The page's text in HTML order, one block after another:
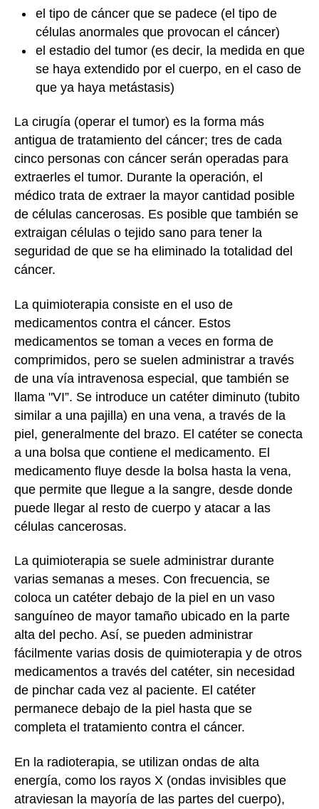
el tipo de cáncer que se padece (el tipo de
células anormales que provocan el cáncer)
el estadio del tumor (es decir, la medida en que
se haya extendido por el cuerpo, en el caso de
que ya haya metástasis)
La cirugía (operar el tumor) es la forma más
antigua de tratamiento del cáncer; tres de cada
cinco personas con cáncer serán operadas para
extraerles el tumor. Durante la operación, el
médico trata de extraer la mayor cantidad posible
de células cancerosas. Es posible que también se
extraigan células o tejido sano para tener la
seguridad de que se ha eliminado la totalidad del
cáncer.
La quimioterapia consiste en el uso de
medicamentos contra el cáncer. Estos
medicamentos se toman a veces en forma de
comprimidos, pero se suelen administrar a través
de una vía intravenosa especial, que también se
llama "VI”. Se introduce un catéter diminuto (tubito
similar a una pajilla) en una vena, a través de la
piel, generalmente del brazo. El catéter se conecta
a una bolsa que contiene el medicamento. El
medicamento fluye desde la bolsa hasta la vena,
que permite que llegue a la sangre, desde donde
puede llegar al resto de cuerpo y atacar a las
células cancerosas.
La quimioterapia se suele administrar durante
varias semanas a meses. Con frecuencia, se
coloca un catéter debajo de la piel en un vaso
sanguíneo de mayor tamaño ubicado en la parte
alta del pecho. Así, se pueden administrar
fácilmente varias dosis de quimioterapia y de otros
medicamentos a través del catéter, sin necesidad
de pinchar cada vez al paciente. El catéter
permanece debajo de la piel hasta que se
completa el tratamiento contra el cáncer.
En la radioterapia, se utilizan ondas de alta
energía, como los rayos X (ondas invisibles que
atraviesan la mayoría de las partes del cuerpo),